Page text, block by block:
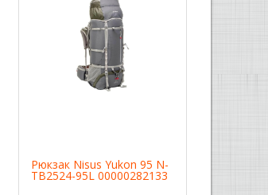
Рюкзак Nisus Yukon 95 N-
TB2524-95L 00000282133